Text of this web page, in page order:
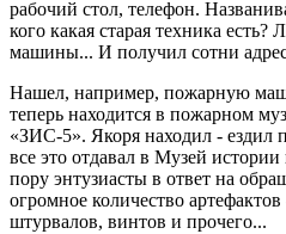
рабочий стол, телефон.
кого какая старая техника
машины... И получил сотни
Нашел, например, пожарную
теперь находится в пожарном
«ЗИС-5». Якоря находил - ездил
все это отдавал в Музей
пору энтузиасты в ответ на
огромное количество
штурвалов, винтов и прочего...